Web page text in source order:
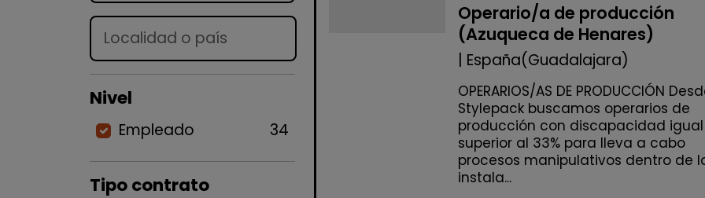
Lugar
Nivel
Empleado 34
Tipo contrato
Operario/a de producción
(Azuqueca de Henares)
| España(Guadalajara)
OPERARIOS/AS DE PRODUCCIÓN
Stylepack buscamos operarios de
producción con discapacidad
superior al 33% para lleva a cabo
procesos manipulativos dentro de
instala...